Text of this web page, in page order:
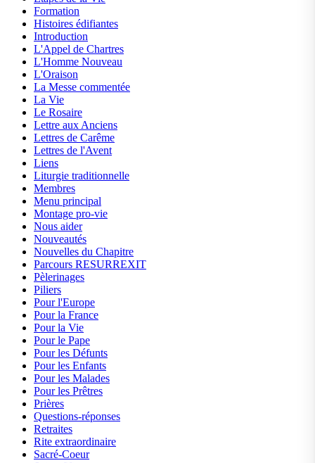
Formation
Histoires édifiantes
Introduction
L'Appel de Chartres
L'Homme Nouveau
L'Oraison
La Messe commentée
La Vie
Le Rosaire
Lettre aux Anciens
Lettres de Carême
Lettres de l'Avent
Liens
Liturgie traditionnelle
Membres
Menu principal
Montage pro-vie
Nous aider
Nouveautés
Nouvelles du Chapitre
Parcours RESURREXIT
Pèlerinages
Piliers
Pour l'Europe
Pour la France
Pour la Vie
Pour le Pape
Pour les Défunts
Pour les Enfants
Pour les Malades
Pour les Prêtres
Prières
Questions-réponses
Retraites
Rite extraordinaire
Sacré-Coeur